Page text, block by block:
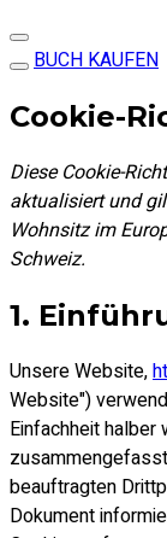
BUCH KAUFEN
Cookie-
Diese Cookie-
aktualisiert und
Wohnsitz im
Schweiz.
1.
Unsere Website,
Website")
Einfachheit
beauftragten
Dokument